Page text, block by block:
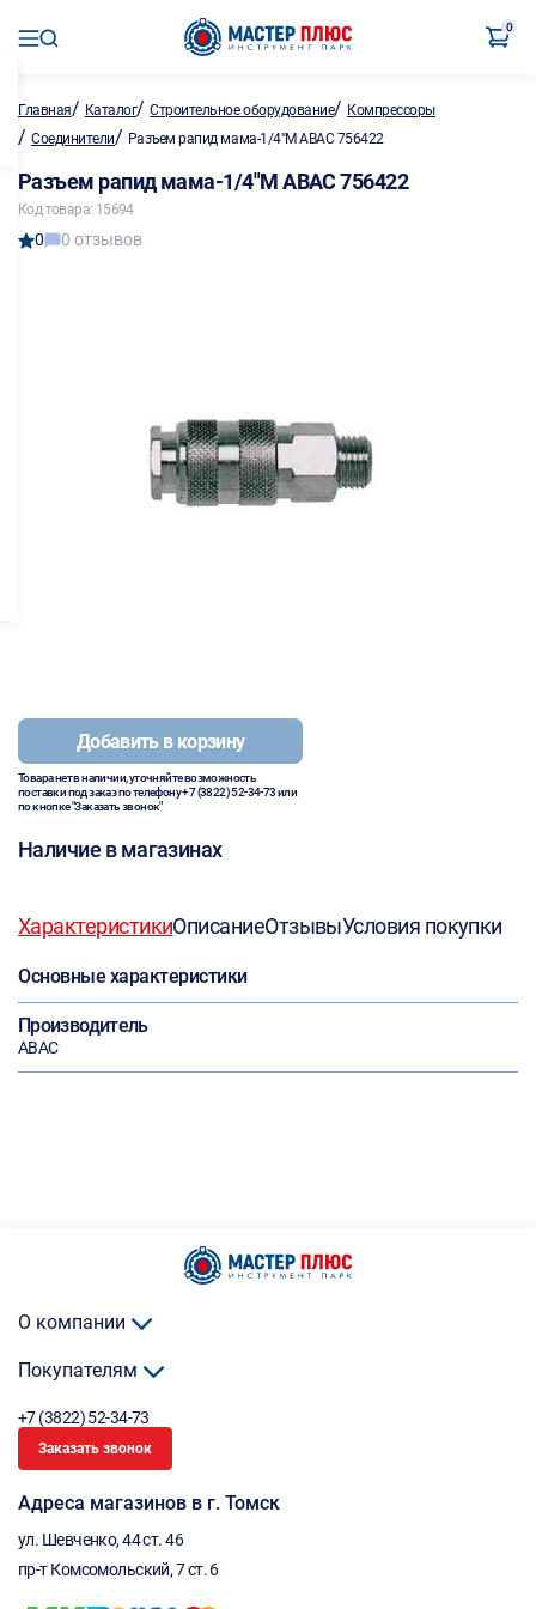
0
Главная/ Каталог/Строительное оборудование/ Компрессоры
/ Соединители/ Разъем рапид мама-1/4"M ABAC 756422
Разъем рапид мама-1/4"M ABAC 756422
Код товара: 15694
0 0 отзывов
Добавить в корзину
Товара нет в наличии, уточняйте возможность
поставки под заказ по телефону+7 (3822) 52-34-73или
по кнопке "Заказать звонок"
Наличие в магазинах
ХарактеристикиОписаниеОтзывыУсловия покупки
Основные характеристики
Производитель
ABAC
О компании
Покупателям
+7 (3822) 52-34-73
Заказать звонок
Адреса магазинов в г. Томск
ул. Шевченко, 44 ст. 46
пр-т Комсомольский, 7 ст. 6